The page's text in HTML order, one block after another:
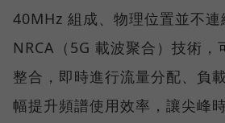
40MHz 組成、物理位置並不連
NRCA（5G 載波聚合）技術，
整合，即時進行流量分配、負
幅提升頻譜使用效率，讓尖峰